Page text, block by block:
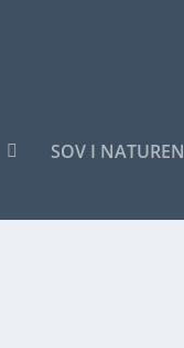
SOV I NATUREN